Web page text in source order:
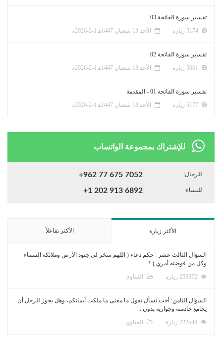
تفسير سورة الفاتحة 03
الأحد 13 شعبان 1447ﻫ 1-2-2026م
تفسير سورة الفاتحة 02
الأحد 13 شعبان 1447ﻫ 1-2-2026م
تفسير سورة الفاتحة 01 - المقدمة
الأحد 13 شعبان 1447ﻫ 1-2-2026م
للإشتراك بمجموعة الواتساب
للرجال: +962 77 675 7052
للنساء: +1 202 913 6892
الأكثر زيارة الأكثر تفاعلاً
السؤال الثالث عشر : حكم دعاء ( اللهم سخر لي جنود الأرض وملائكة السماء
وكل من فوضته أمري ) ؟
الفتاوى
السؤال الثامن: أخت تسأل تقول ما معنى ما ملكت أيمانكم، وهل يجوز للرجل أن
يجامع خادمته وجواريه بدون...
الفتاوى